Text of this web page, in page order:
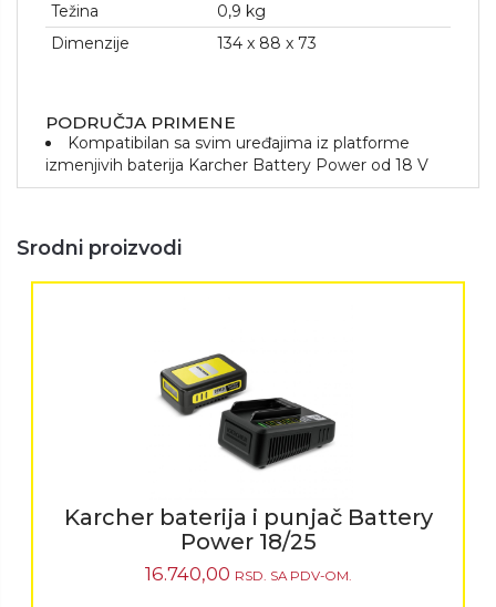
Težina
0,9 kg
Dimenzije
134 x 88 x 73
PODRUČJA PRIMENE
Kompatibilan sa svim uređajima iz platforme
izmenjivih baterija Karcher Battery Power od 18 V
Srodni proizvodi
Karcher baterija i punjač Battery
Power 18/25
16.740,00 RSD. SA PDV-OM.